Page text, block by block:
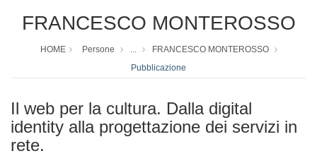
FRANCESCO MONTEROSSO
HOME Persone ...
FRANCESCO MONTEROSSO
Pubblicazione
Il web per la cultura. Dalla digital
identity alla progettazione dei servizi in
rete.